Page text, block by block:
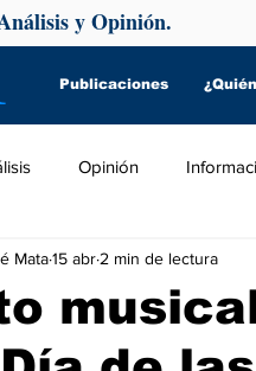
Publicaciones
y Opinión.
Opinión
Mata15 abr 2 min de lectura